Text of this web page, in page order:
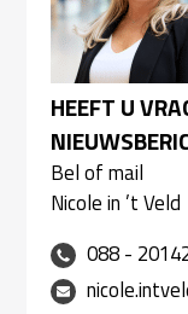
HEEFT U
Bel of mail
Nicole in ’t Veld
088 -